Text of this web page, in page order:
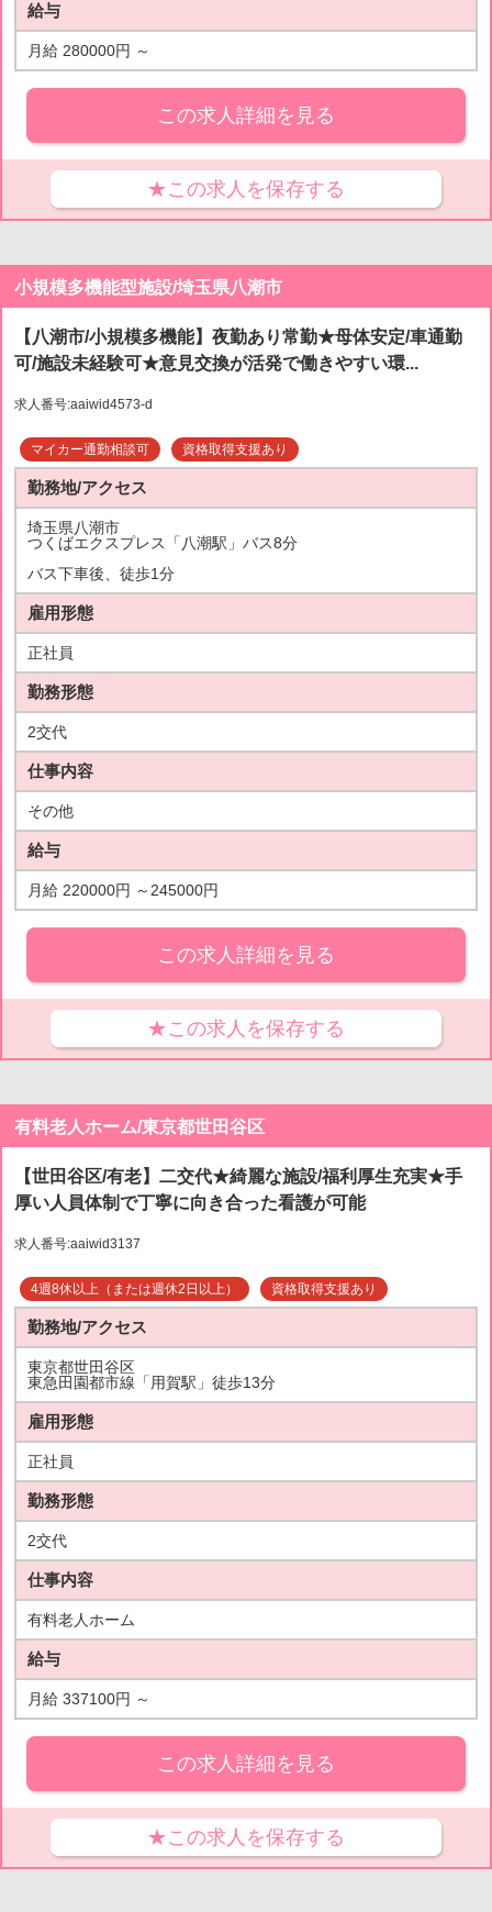
給与
月給 280000円 ～
この求人詳細を見る
★この求人を保存する
小規模多機能型施設/埼玉県八潮市
【八潮市/小規模多機能】夜勤あり常勤★母体安定/車通勤
可/施設未経験可★意見交換が活発で働きやすい環...
求人番号:aaiwid4573-d
マイカー通勤相談可 資格取得支援あり
勤務地/アクセス
埼玉県八潮市
つくばエクスプレス「八潮駅」バス8分
バス下車後、徒歩1分
雇用形態
正社員
勤務形態
2交代
仕事内容
その他
給与
月給 220000円 ～245000円
この求人詳細を見る
★この求人を保存する
有料老人ホーム/東京都世田谷区
【世田谷区/有老】二交代★綺麗な施設/福利厚生充実★手
厚い人員体制で丁寧に向き合った看護が可能
求人番号:aaiwid3137
4週8休以上（または週休2日以上） 資格取得支援あり
勤務地/アクセス
東京都世田谷区
東急田園都市線「用賀駅」徒歩13分
雇用形態
正社員
勤務形態
2交代
仕事内容
有料老人ホーム
給与
月給 337100円 ～
この求人詳細を見る
★この求人を保存する